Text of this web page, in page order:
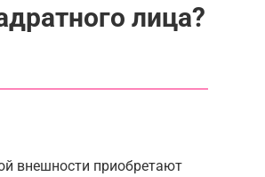
лица?
внешности приобретают